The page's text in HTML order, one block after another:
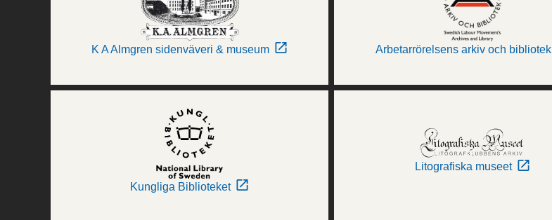
K A Almgren sidenväveri & museum Arbetarrörelsens arkiv och bibliotek
Kungliga Biblioteket
Litografiska museet